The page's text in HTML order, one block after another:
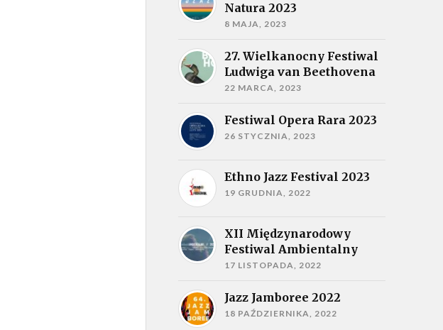
Natura 2023
8 MAJA, 2023
27. Wielkanocny Festiwal
Ludwiga van Beethovena
22 MARCA, 2023
Festiwal Opera Rara 2023
26 STYCZNIA, 2023
Ethno Jazz Festival 2023
19 GRUDNIA, 2022
XII Międzynarodowy
Festiwal Ambientalny
17 LISTOPADA, 2022
Jazz Jamboree 2022
18 PAŹDZIERNIKA, 2022